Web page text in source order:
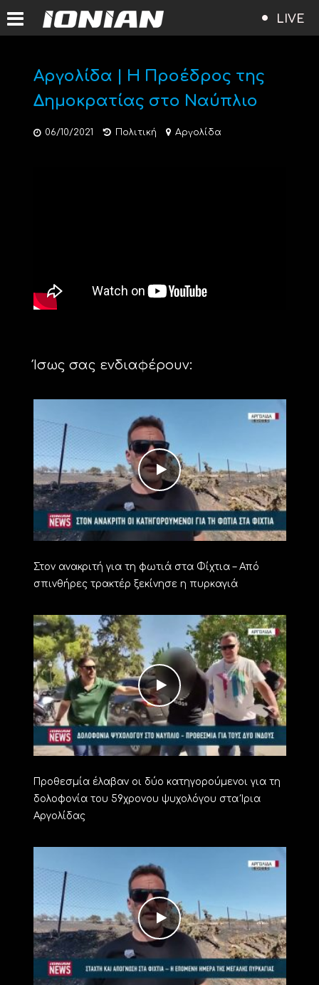
LIVE
Αργολίδα | Η Προέδρος της
Δημοκρατίας στο Ναύπλιο
06/10/2021 Πολιτική Αργολίδα
Ίσως σας ενδιαφέρουν:
Στον ανακριτή για τη φωτιά στα Φίχτια – Από
σπινθήρες τρακτέρ ξεκίνησε η πυρκαγιά
Προθεσμία έλαβαν οι δύο κατηγορούμενοι για τη
δολοφονία του 59χρονου ψυχολόγου στα Ίρια
Αργολίδας